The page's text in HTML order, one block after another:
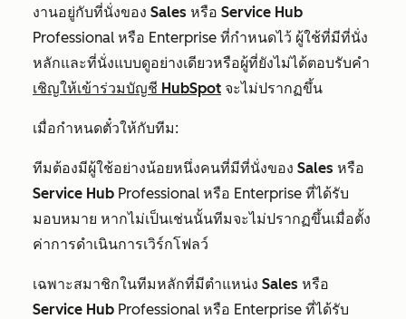
งานอยู่กับที่นั่งของ Sales หรือ Service Hub
Professional หรือ Enterprise ที่กำหนดไว้ ผู้ใช้ที่มีที่นั่ง
หลักและที่นั่งแบบดูอย่างเดียวหรือผู้ที่ยังไม่ได้ตอบรับคำ
เชิญให้เข้าร่วมบัญชี HubSpot จะไม่ปรากฏขึ้น
เมื่อกำหนดตั๋วให้กับทีม:
ทีมต้องมีผู้ใช้อย่างน้อยหนึ่งคนที่มีที่นั่งของ Sales หรือ
Service Hub Professional หรือ Enterprise ที่ได้รับ
มอบหมาย หากไม่เป็นเช่นนั้นทีมจะไม่ปรากฏขึ้นเมื่อตั้ง
ค่าการดำเนินการเวิร์กโฟลว์
เฉพาะสมาชิกในทีมหลักที่มีตำแหน่ง Sales หรือ
Service Hub Professional หรือ Enterprise ที่ได้รับ